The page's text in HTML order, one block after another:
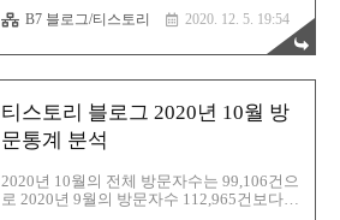
다음 49.42%, 구글 24.60%, 네이버 22.84%,
네이트 2.18%, 기타 0.96% 로 다음, 구글, 네
이버순으로 나타났다. 다음/구글의 검색유입
증가 하였다. 2020년 11월 한달동안의 방문
자수와 블로그 검색 유입 통계자료를 분석하
여 정리해보았다. 1. 티스토리 블로그 검색유
입(티스토리 방문통계) 2. 네이버 애널리틱스
차트 분석 티스토리 블로그 2020년 11월 방
문통계 분석 ▷ 티스토리 블로그 2020년 10
월 방문통계 분석 :
https://barista7.tistory.com/3357 ▷ 티스토..
B7 블로그/티스토리 2020. 12. 5. 19:54
티스토리 블로그 2020년 10월 방
문통계 분석
2020년 10월의 전체 방문자수는 99,106건으
로 2020년 9월의 방문자수 112,965건보다